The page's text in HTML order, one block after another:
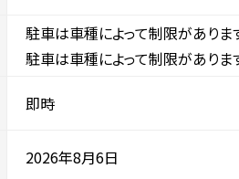
駐車は車種によって制限がありま
駐車は車種によって制限がありま
即時
2026年8月6日